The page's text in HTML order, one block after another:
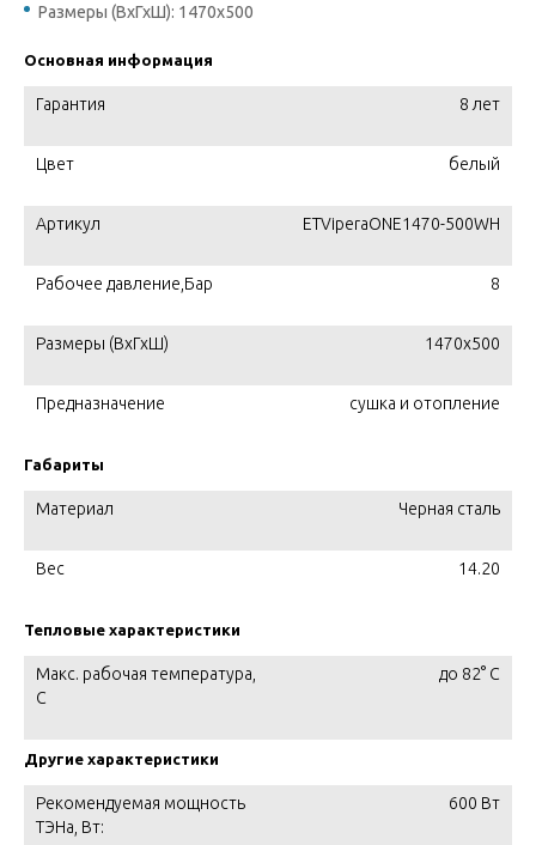
Размеры (ВхГхШ): 1470x500
Основная информация
Гарантия 8 лет
Цвет белый
Артикул ETViperaONE1470-500WH
Рабочее давление,Бар 8
Размеры (ВхГхШ) 1470x500
Предназначение сушка и отопление
Габариты
Материал Черная сталь
Вес 14.20
Тепловые характеристики
Макс. рабочая температура,
C
до 82° С
Другие характеристики
Рекомендуемая мощность
ТЭНа, Вт:
600 Вт